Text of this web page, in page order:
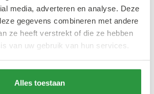
media, adverteren en analyse. Deze
gegevens combineren met andere
ze heeft verstrekt of die ze hebben
van uw gebruik van hun services.
Alles toestaan